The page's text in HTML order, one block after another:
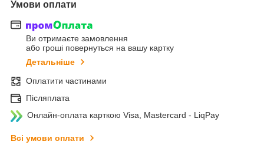
Умови оплати
Ви отримаєте замовлення
або гроші повернуться на вашу картку
Детальніше
Оплатити частинами
Післяплата
Онлайн-оплата карткою Visa, Mastercard - LiqPay
Всі умови оплати